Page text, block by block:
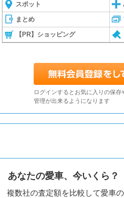
スポット
まとめ
【PR】ショッピング
ログインするとお気に入りの保存
管理が出来るようになります
あなたの愛車、今いくら？
複数社の査定額を比較して愛車